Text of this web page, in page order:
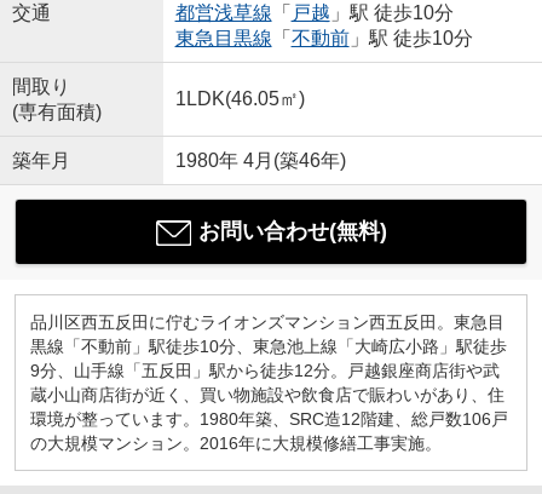
交通
都営浅草線 「 戸越 」駅 徒歩10分
東急目黒線 「 不動前」駅 徒歩10分
間取り
(専有面積)
1LDK(46.05㎡)
築年月 1980年 4月(築46年)
お問い合わせ(無料)
品川区西五反田に佇むライオンズマンション西五反田。東急目
黒線「不動前」駅徒歩10分、東急池上線「大崎広小路」駅徒歩
9分、山手線「五反田」駅から徒歩12分。戸越銀座商店街や武
蔵小山商店街が近く、買い物施設や飲食店で賑わいがあり、住
環境が整っています。1980年築、SRC造12階建、総戸数106戸
の大規模マンション。2016年に大規模修繕工事実施。